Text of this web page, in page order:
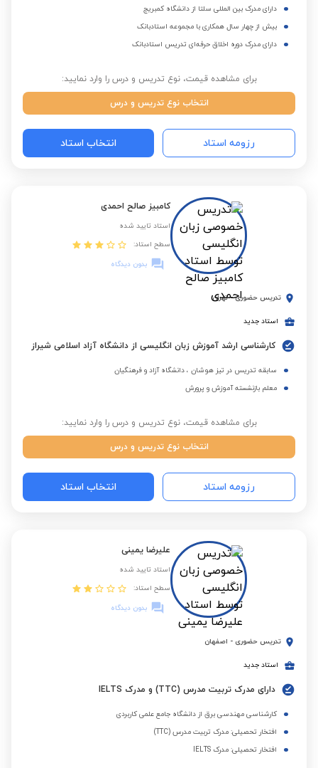
دارای مدرک بین المللی سلتا از دانشگاه کمبریج
بیش از چهار سال همکاری با مجموعه استادبانک
دارای مدرک دوره اخلاق حرفه‌ای تدریس استادبانک
برای مشاهده قیمت، نوع تدریس و درس را وارد نمایید:
انتخاب نوع تدریس و درس
رزومه استاد انتخاب استاد
کامبیز صالح احمدی
استاد تایید شده
سطح استاد:
بدون دیدگاه
تدریس حضوری - تهران
استاد جدید
کارشناسی ارشد آموزش زبان انگلیسی از دانشگاه آزاد اسلامی شیراز
سابقه تدریس در تیز هوشان ، دانشگاه آزاد و فرهنگیان
معلم بازنشسته آموزش و پرورش
برای مشاهده قیمت، نوع تدریس و درس را وارد نمایید:
انتخاب نوع تدریس و درس
رزومه استاد انتخاب استاد
علیرضا یمینی
استاد تایید شده
سطح استاد:
بدون دیدگاه
تدریس حضوری - اصفهان
استاد جدید
دارای مدرک تربیت مدرس (TTC) و مدرک IELTS
کارشناسی مهندسی برق از دانشگاه جامع علمی کاربردی
افتخار تحصیلی: مدرک تربیت مدرس (TTC)
افتخار تحصیلی: مدرک IELTS